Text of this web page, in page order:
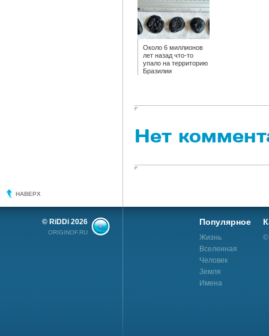
Около 6 миллионов
лет назад что-то
упало на территорию
Бразилии
Нет
НАВЕРХ
© RiDDi 2026
ORIGINOF.RU
Популярное
Жизнь
Вселенная
Человек
Земля
Имена
©